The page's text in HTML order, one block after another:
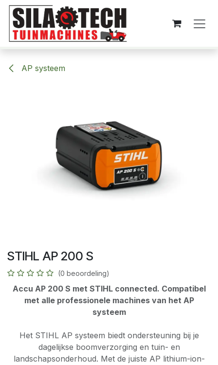
Overslaan naar inhoud
AP systeem
STIHL AP 200 S
(0 beoordeling)
Accu AP 200 S met STIHL connected. Compatibel
met alle professionele machines van het AP
systeem
Het STIHL AP systeem biedt ondersteuning bij je
dagelijkse boomverzorging en tuin- en
landschapsonderhoud. Met de juiste AP lithium-ion-